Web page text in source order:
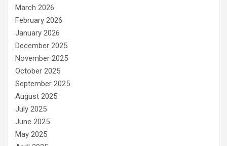
March 2026
February 2026
January 2026
December 2025
November 2025
October 2025
September 2025
August 2025
July 2025
June 2025
May 2025